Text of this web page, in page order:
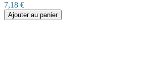
7,18 €
Ajouter au panier